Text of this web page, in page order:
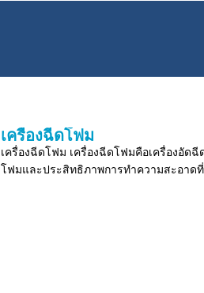
เครื่องฉีดโฟม
เครื่องฉีดโฟม เครื่องฉีดโฟมคือเครื่องอัด
โฟมและประสิทธิภาพการทำความสะอาดที่